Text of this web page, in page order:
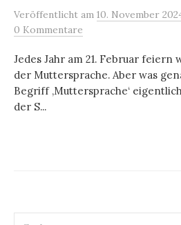
Veröffentlicht am 10. November
0 Kommentare
Jedes Jahr am 21. Februar feiern
der Muttersprache. Aber was
Begriff ‚Muttersprache‘
der S...